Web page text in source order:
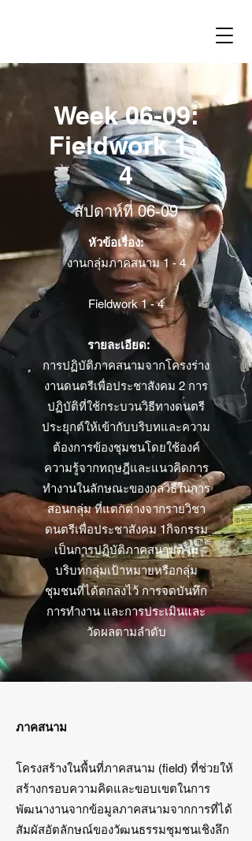
Week 06-09:
Fieldwork 1 -
4
สัปดาห์ที่ 06-09
หัวข้อเรื่อง:
งานกลุ่มภาคสนาม 1 - 4
Fieldwork 1 - 4
รายละเอียด:
การปฏิบัติภาคสนามจากโครงร่าง
งานดนตรีเพื่อประชาสังคม 2 การ
ปฏิบัติที่ใช้กระบวนวิธีทางดนตรี
ประยุกต์ให้เข้ากับบริบทและความ
ต้องการข้องชุมชนโดยใช้องค์
ความรู้จากทฤษฎีและแนวคิดการ
ทำงานในลักษณะของกลวิธีในการ
สอนกลุ่ม ที่แตกต่างจากรายวิชา
ดนตรีเพื่อประชาสังคม 1กิจกรรม
เป็นการปฏิบัติภาคสนามตาม
บริบทกลุ่มเป้าหมายหรือกลุ่ม
ชุมชนที่ได้ตกลงไว้ การจดบันทึก
การทำงาน และการประเมินและ
วัดผลตามลำดับ
ภาคสนาม
โครงสร้างในพื้นที่ภาคสนาม (field) ที่ช่วยให้
สร้างกรอบความคิดและขอบเขตในการ
พัฒนางานจากข้อมูลภาคสนามจากการที่ได้
สัมผัสอัตลักษณ์ของวัฒนธรรมชุมชนเชิงลึก